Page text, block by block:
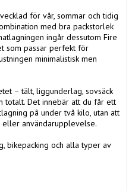
för vår, sommar och tidig
med bra packstorlek
ingår dessutom Fire
som passar perfekt för
minimalistisk men
– tält, liggunderlag, sovsäck
totalt. Det innebär att du får ett
på under två kilo, utan att
användarupplevelse.
bikepacking och alla typer av